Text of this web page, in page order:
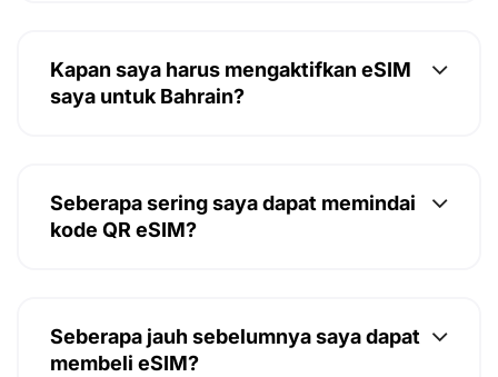
Kapan saya harus mengaktifkan eSIM
saya untuk Bahrain?
Seberapa sering saya dapat memindai
kode QR eSIM?
Seberapa jauh sebelumnya saya dapat
membeli eSIM?